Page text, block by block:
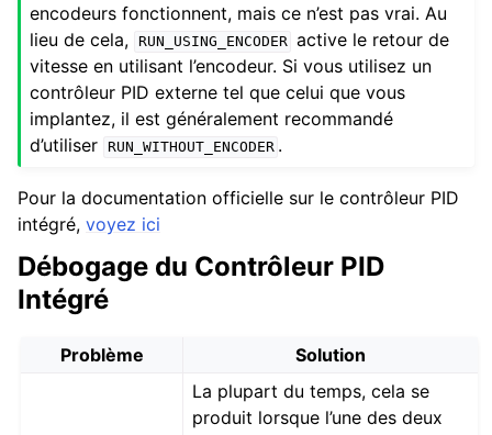
encodeurs fonctionnent, mais ce n’est pas vrai. Au
lieu de cela, RUN_USING_ENCODER active le retour de
vitesse en utilisant l’encodeur. Si vous utilisez un
contrôleur PID externe tel que celui que vous
implantez, il est généralement recommandé
d’utiliser RUN_WITHOUT_ENCODER .
Pour la documentation officielle sur le contrôleur PID
intégré, voyez ici
Débogage du Contrôleur PID
Intégré
Problème Solution
La plupart du temps, cela se
produit lorsque l’une des deux